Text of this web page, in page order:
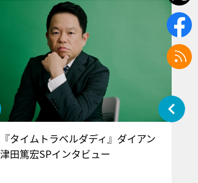
『タイムトラベルダディ』ダイアン
津田篤宏SPインタビュー